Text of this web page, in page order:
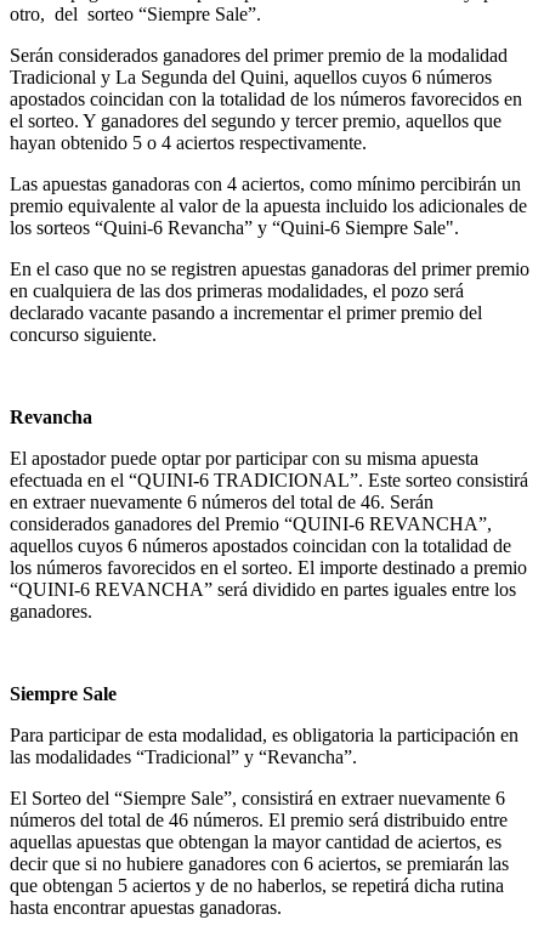
otro, del sorteo “Siempre Sale”.
Serán considerados ganadores del primer premio de la modalidad
Tradicional y La Segunda del Quini, aquellos cuyos 6 números
apostados coincidan con la totalidad de los números favorecidos en
el sorteo. Y ganadores del segundo y tercer premio, aquellos que
hayan obtenido 5 o 4 aciertos respectivamente.
Las apuestas ganadoras con 4 aciertos, como mínimo percibirán un
premio equivalente al valor de la apuesta incluido los adicionales de
los sorteos “Quini-6 Revancha” y “Quini-6 Siempre Sale".
En el caso que no se registren apuestas ganadoras del primer premio
en cualquiera de las dos primeras modalidades, el pozo será
declarado vacante pasando a incrementar el primer premio del
concurso siguiente.
Revancha
El apostador puede optar por participar con su misma apuesta
efectuada en el “QUINI-6 TRADICIONAL”. Este sorteo consistirá
en extraer nuevamente 6 números del total de 46. Serán
considerados ganadores del Premio “QUINI-6 REVANCHA”,
aquellos cuyos 6 números apostados coincidan con la totalidad de
los números favorecidos en el sorteo. El importe destinado a premio
“QUINI-6 REVANCHA” será dividido en partes iguales entre los
ganadores.
Siempre Sale
Para participar de esta modalidad, es obligatoria la participación en
las modalidades “Tradicional” y “Revancha”.
El Sorteo del “Siempre Sale”, consistirá en extraer nuevamente 6
números del total de 46 números. El premio será distribuido entre
aquellas apuestas que obtengan la mayor cantidad de aciertos, es
decir que si no hubiere ganadores con 6 aciertos, se premiarán las
que obtengan 5 aciertos y de no haberlos, se repetirá dicha rutina
hasta encontrar apuestas ganadoras.